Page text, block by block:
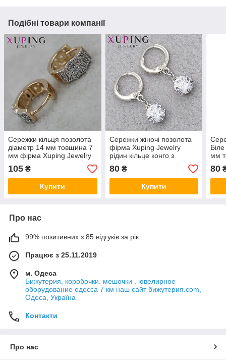
Подібні товари компанії
Сережки кільця позолота
діаметр 14 мм товщина 7
мм фірма Xuping Jewelry
малюнок Apple сріблястий
105 ₴
Купити
Сережки жіночі позолота
фірма Xuping Jewelry
рідин кільце конго з
білими камінчиками
діаметр кільця 10 мм
80₴
Купити
мм
80
Про нас
99% позитивних з 85 відгуків за рік
Працює з 25.11.2019
м. Одеса
Бижутерия, коробочки. мешочки . ювелирное
оборудование одесса 7 км наш сайт бижутерия.com,
Одеса, Україна
Контакти
Про нас